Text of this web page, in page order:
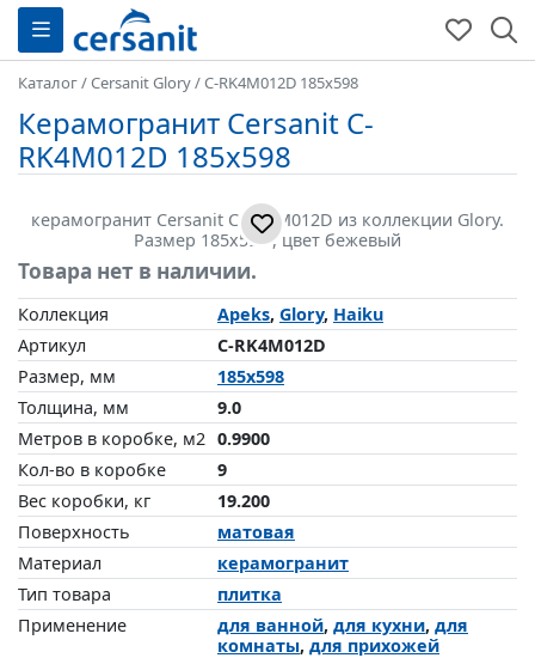
Каталог/Cersanit Glory/C-RK4M012D 185x598
Керамогранит Cersanit C-
RK4M012D 185x598
керамогранит Cersanit C-RK4M012D из коллекции Glory.
Размер 185x598 , цвет бежевый
Товара нет в наличии.
Коллекция Apeks, Glory, Haiku
Артикул
C-RK4M012D
Размер, мм
185x598
Толщина, мм
9.0
Метров в коробке, м2 0.9900
Кол-во в коробке
9
Вес коробки, кг
19.200
Поверхность
матовая
Материал
керамогранит
Тип товара
плитка
Применение
для ванной, для кухни, для
комнаты, для прихожей